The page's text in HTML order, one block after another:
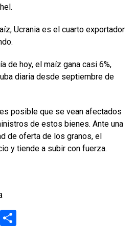
Ucrania es el cuarto exportador
de hoy, el maíz gana casi 6%,
diaria desde septiembre de
posible que se vean afectados
de estos bienes. Ante una
de oferta de los granos, el
y tiende a subir con fuerza.
X